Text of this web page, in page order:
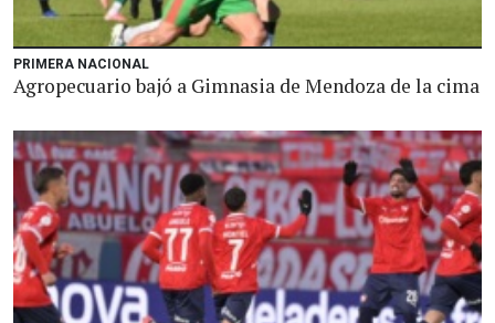
PRIMERA NACIONAL
Agropecuario bajó a Gimnasia de Mendoza de la cima